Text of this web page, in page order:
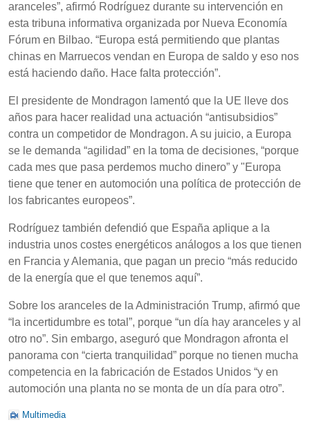
aranceles”, afirmó Rodríguez durante su intervención en
esta tribuna informativa organizada por Nueva Economía
Fórum en Bilbao. “Europa está permitiendo que plantas
chinas en Marruecos vendan en Europa de saldo y eso nos
está haciendo daño. Hace falta protección”.
El presidente de Mondragon lamentó que la UE lleve dos
años para hacer realidad una actuación “antisubsidios”
contra un competidor de Mondragon. A su juicio, a Europa
se le demanda “agilidad” en la toma de decisiones, “porque
cada mes que pasa perdemos mucho dinero” y "Europa
tiene que tener en automoción una política de protección de
los fabricantes europeos”.
Rodríguez también defendió que España aplique a la
industria unos costes energéticos análogos a los que tienen
en Francia y Alemania, que pagan un precio “más reducido
de la energía que el que tenemos aquí”.
Sobre los aranceles de la Administración Trump, afirmó que
“la incertidumbre es total”, porque “un día hay aranceles y al
otro no”. Sin embargo, aseguró que Mondragon afronta el
panorama con “cierta tranquilidad” porque no tienen mucha
competencia en la fabricación de Estados Unidos “y en
automoción una planta no se monta de un día para otro”.
Multimedia